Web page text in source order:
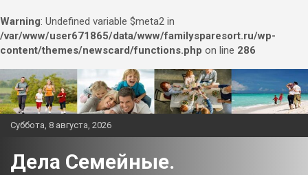
Warning: Undefined variable $meta2 in
/var/www/user671865/data/www/familysparesort.ru/wp-
content/themes/newscard/functions.php on line 286
Перейти
к
содержимому
Суббота, 8 августа, 2026
Дела Семейные.